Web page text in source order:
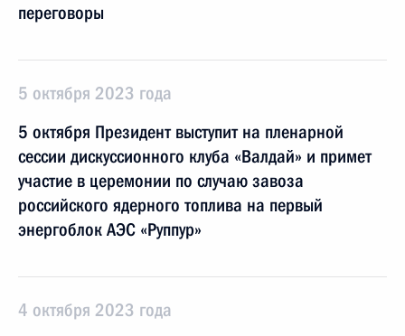
переговоры
5 октября 2023 года
5 октября Президент выступит на пленарной
сессии дискуссионного клуба «Валдай» и примет
участие в церемонии по случаю завоза
российского ядерного топлива на первый
энергоблок АЭС «Руппур»
4 октября 2023 года